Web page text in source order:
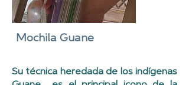
Mochila Guane
Su técnica heredada de los indígenas